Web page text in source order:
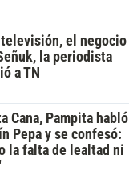
el negocio
la periodista
a TN
Cana, Pampita habló
Pepa y se confesó:
la falta de lealtad ni